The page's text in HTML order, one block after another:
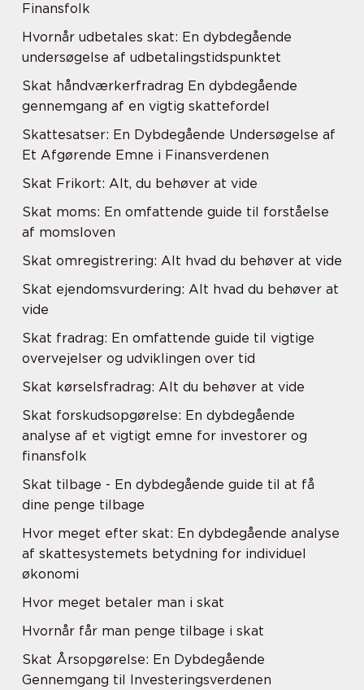
Finansfolk
Hvornår udbetales skat: En dybdegående
undersøgelse af udbetalingstidspunktet
Skat håndværkerfradrag En dybdegående
gennemgang af en vigtig skattefordel
Skattesatser: En Dybdegående Undersøgelse af
Et Afgørende Emne i Finansverdenen
Skat Frikort: Alt, du behøver at vide
Skat moms: En omfattende guide til forståelse
af momsloven
Skat omregistrering: Alt hvad du behøver at vide
Skat ejendomsvurdering: Alt hvad du behøver at
vide
Skat fradrag: En omfattende guide til vigtige
overvejelser og udviklingen over tid
Skat kørselsfradrag: Alt du behøver at vide
Skat forskudsopgørelse: En dybdegående
analyse af et vigtigt emne for investorer og
finansfolk
Skat tilbage - En dybdegående guide til at få
dine penge tilbage
Hvor meget efter skat: En dybdegående analyse
af skattesystemets betydning for individuel
økonomi
Hvor meget betaler man i skat
Hvornår får man penge tilbage i skat
Skat Årsopgørelse: En Dybdegående
Gennemgang til Investeringsverdenen